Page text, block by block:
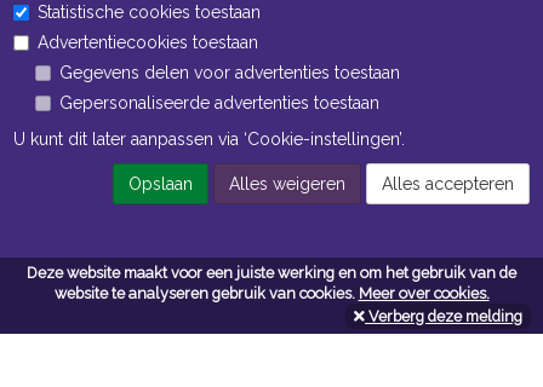
Deze website maakt voor een juiste werking en om het gebruik van de
website te analyseren gebruik van cookies. Meer over cookies.
Verberg deze melding
Openingstijden Kantoor
Openingstijden Magazijn
Navigatie
Algemene voorwaarden
Privacy
Statistische cookies toestaan
Advertentiecookies toestaan
Gegevens delen voor advertenties toestaan
Gepersonaliseerde advertenties toestaan
U kunt dit later aanpassen via ‘Cookie-instellingen’.
Opslaan Alles weigeren Alles accepteren